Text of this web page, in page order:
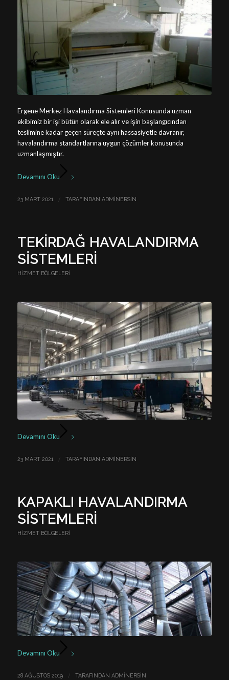
Ergene Merkez Havalandırma Sistemleri Konusunda uzman
ekibimiz bir işi bütün olarak ele alır ve işin başlangıcından
teslimine kadar geçen süreçte aynı hassasiyetle davranır,
havalandırma standartlarına uygun çözümler konusunda
uzmanlaşmıştır.
Devamını Oku
23 MART 2021 / TARAFINDAN ADMINERSIN
TEKIRDAĞ HAVALANDIRMA
SISTEMLERI
HIZMET BÖLGELERI
Devamını Oku
23 MART 2021 / TARAFINDAN ADMINERSIN
KAPAKLI HAVALANDIRMA
SISTEMLERI
HIZMET BÖLGELERI
Devamını Oku
28 AĞUSTOS 2019 / TARAFINDAN ADMINERSIN